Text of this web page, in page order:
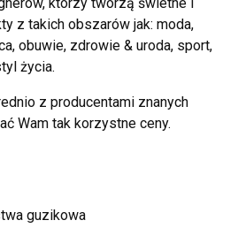
z takich obszarów jak: moda,
obuwie, zdrowie & uroda, sport,
życia.
z producentami znanych
Wam tak korzystne ceny.
guzikowa